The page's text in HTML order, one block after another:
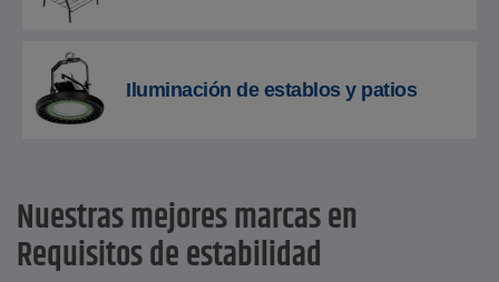
Iluminación de establos y patios
Nuestras mejores marcas en
Requisitos de estabilidad